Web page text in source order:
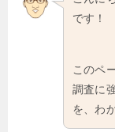
です！
このペ
調査に
を、わ